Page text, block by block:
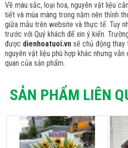
Về màu sắc, loại hoa, nguyên vật liệu
tiết và mùa màng trong năm nên thỉnh
giữa mẫu trên website và thực tế. Tuy
trước với Quý khách để xin ý kiến.
được dienhoatuoi.vn sẽ chủ động thay
nguyên vật liệu phù hợp khác nhưng
quan của sản phẩm.
SẢN PHẨM LIÊN